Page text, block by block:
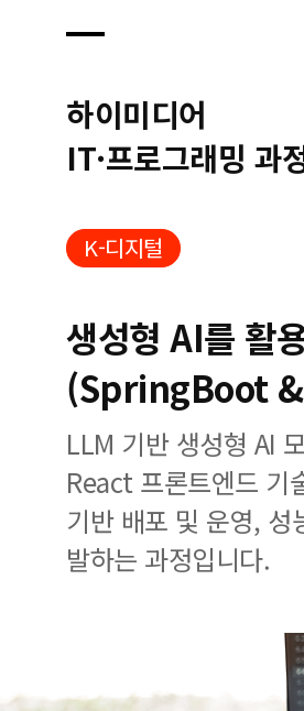
하이미디어
IT·프로그래밍 과
K-디지털
생성형 AI를 활
(SpringBoot
LLM 기반 생성형 AI
React 프론트엔드 기
기반 배포 및 운영,
발하는 과정입니다.